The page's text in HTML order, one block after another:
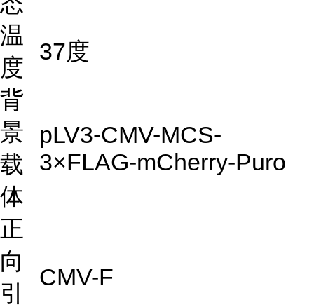
温
度
37度
背
景
载
体
pLV3-CMV-MCS-
3×FLAG-mCherry-Puro
正
向
引
CMV-F